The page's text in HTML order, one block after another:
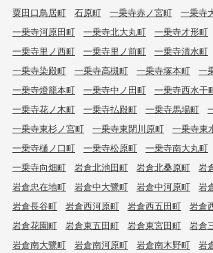
粟田口鳥居町 石原町 一乗寺赤ノ宮町
一乗寺
一乗寺河原田町
一乗寺北大丸町 一乗寺才形町
一乗寺里ノ西町
一乗寺里ノ前町 一乗寺清水町
一乗寺染殿町
一乗寺高槻町 一乗寺塚本町
一
一乗寺燈籠本町
一乗寺中ノ田町 一乗寺西水干
一乗寺花ノ木町
一乗寺払殿町 一乗寺馬場町
一乗寺東杉ノ宮町
一乗寺東閉川原町
一乗寺東
一乗寺樋ノ口町
一乗寺松原町 一乗寺南大丸町
一乗寺向畑町
岩倉北池田町 岩倉北桑原町
岩
岩倉忠在地町
岩倉中大鷺町 岩倉中河原町 岩
岩倉長谷町
岩倉西河原町 岩倉西五田町 岩倉
岩倉花園町
岩倉東五田町 岩倉東宮田町 岩倉
岩倉南大鷺町
岩倉南河原町 岩倉南木野町 岩